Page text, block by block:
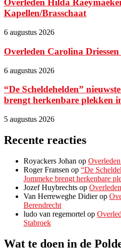
Overleden Hilda
Kapellen/Brasschaat
6 augustus 2026
Overleden Carolina
6 augustus 2026
“De Scheldehelden”
brengt herkenbare plekken
5 augustus 2026
Recente reacties
Royackers Johan op
Roger Fransen op “De
Jommeke brengt herkenbare
Jozef Huybrechts op
Van Herreweghe Didierop
Berendrecht
ludo van regemortel op
Stabroek
Wat te doen in de